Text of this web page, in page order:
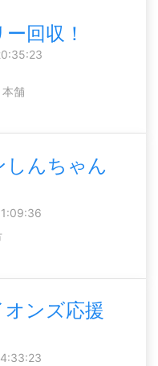
回収！
本舗
しんちゃん
ンズ応援